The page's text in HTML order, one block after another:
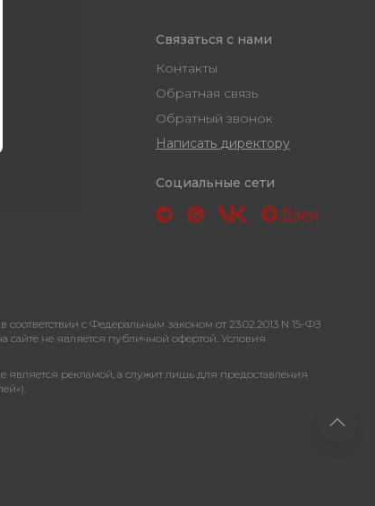
Связаться с нами
Контакты
Обратная связь
Обратный звонок
Написать директору
Социальные сети
с Федеральным законом от 23.02.2013 N 15-ФЗ
сайте не является публичной офертой. Условия
является рекламой, а служит лишь для предоставления